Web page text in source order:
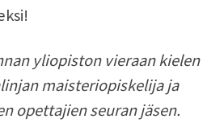
yliopiston vieraan kielen
maisteriopiskelija ja
opettajien seuran jäsen.